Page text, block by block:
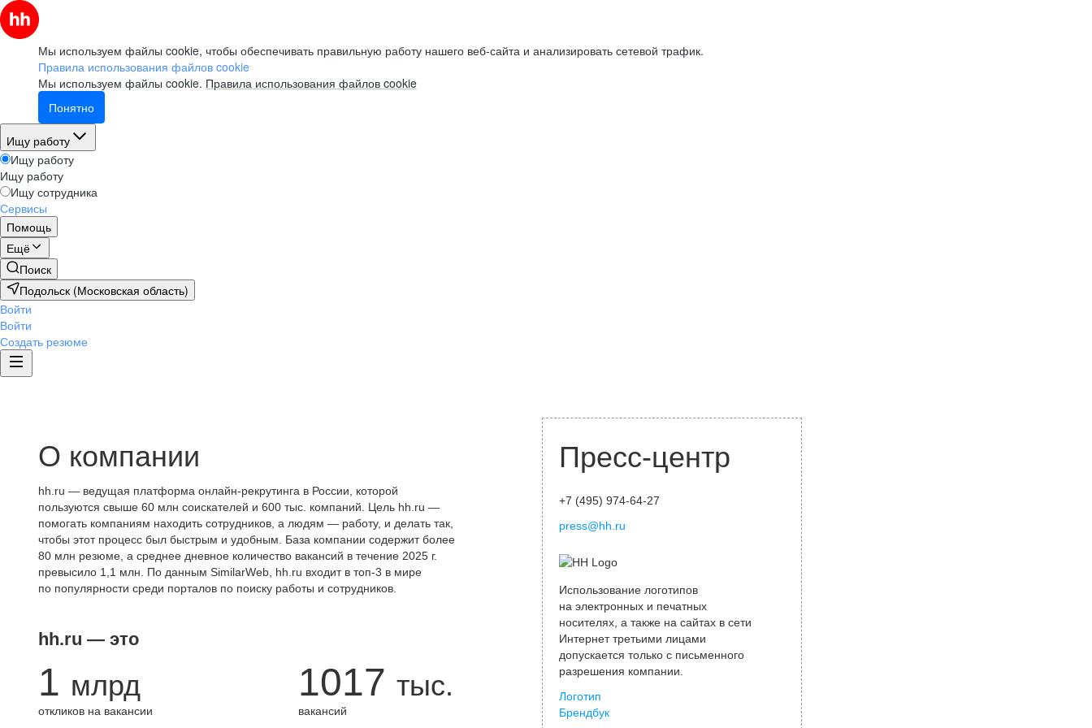
Мы используем файлы cookie, чтобы обеспечивать правильную работу нашего веб-сайта и анализировать сетевой трафик.
Правила использования файлов cookie
Мы используем файлы cookie. Правила использования файлов cookie
Понятно
Ищу работу
Ищу работу
Ищу работу
Ищу сотрудника
Сервисы
Помощь
Ещё
Поиск
Подольск (Московская область)
Войти
Войти
Создать резюме
О компании
hh.ru — ведущая платформа онлайн-рекрутинга в России, которой
пользуются свыше 60 млн соискателей и 600 тыс. компаний. Цель hh.ru —
помогать компаниям находить сотрудников, а людям — работу, и делать так,
чтобы этот процесс был быстрым и удобным. База компании содержит более
80 млн резюме, а среднее дневное количество вакансий в течение 2025 г.
превысило 1,1 млн. По данным SimilarWeb, hh.ru входит в топ-3 в мире
по популярности среди порталов по поиску работы и сотрудников.
hh.ru — это
1 млрд
откликов на вакансии
1017 тыс.
вакансий
Пресс-центр
+7 (495) 974-64-27
press@hh.ru
Использование логотипов
на электронных и печатных
носителях, а также на сайтах в сети
Интернет третьими лицами
допускается только с письменного
разрешения компании.
Логотип
Брендбук